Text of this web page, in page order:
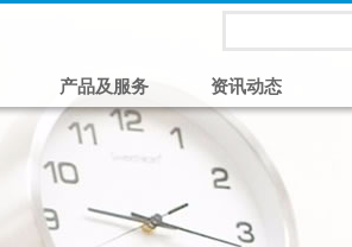
产品及服务 资讯动态